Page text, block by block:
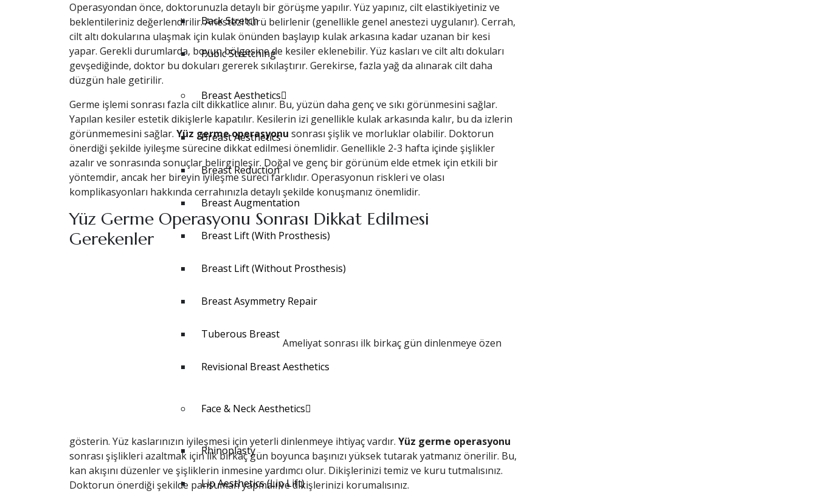
Back Stretch
Pubic Stretching
Breast Aesthetics
Breast Aesthetics
Breast Reduction
Breast Augmentation
Breast Lift (With Prosthesis)
Breast Lift (Without Prosthesis)
Breast Asymmetry Repair
Tuberous Breast
Revisional Breast Aesthetics
Face & Neck Aesthetics
Rhinoplasty
Lip Aesthetics (Lip Lift)
Operasyondan önce, doktorunuzla detaylı bir görüşme yapılır. Yüz yapınız, cilt elastikiyetiniz ve
beklentileriniz değerlendirilir. Anestezi türü belirlenir (genellikle genel anestezi uygulanır). Cerrah,
cilt altı dokularına ulaşmak için kulak önünden başlayıp kulak arkasına kadar uzanan bir kesi
yapar. Gerekli durumlarda, boyun bölgesine de kesiler eklenebilir. Yüz kasları ve cilt altı dokuları
gevşediğinde, doktor bu dokuları gererek sıkılaştırır. Gerekirse, fazla yağ da alınarak cilt daha
düzgün hale getirilir.
Germe işlemi sonrası fazla cilt dikkatlice alınır. Bu, yüzün daha genç ve sıkı görünmesini sağlar.
Yapılan kesiler estetik dikişlerle kapatılır. Kesilerin izi genellikle kulak arkasında kalır, bu da izlerin
görünmemesini sağlar. Yüz germe operasyonu sonrası şişlik ve morluklar olabilir. Doktorun
önerdiği şekilde iyileşme sürecine dikkat edilmesi önemlidir. Genellikle 2-3 hafta içinde şişlikler
azalır ve sonrasında sonuçlar belirginleşir. Doğal ve genç bir görünüm elde etmek için etkili bir
yöntemdir, ancak her bireyin iyileşme süreci farklıdır. Operasyonun riskleri ve olası
komplikasyonları hakkında cerrahınızla detaylı şekilde konuşmanız önemlidir.
Yüz Germe Operasyonu Sonrası Dikkat Edilmesi
Gerekenler
Ameliyat sonrası ilk birkaç gün dinlenmeye özen
gösterin. Yüz kaslarınızın iyileşmesi için yeterli dinlenmeye ihtiyaç vardır. Yüz germe operasyonu
sonrası şişlikleri azaltmak için ilk birkaç gün boyunca başınızı yüksek tutarak yatmanız önerilir. Bu,
kan akışını düzenler ve şişliklerin inmesine yardımcı olur. Dikişlerinizi temiz ve kuru tutmalısınız.
Doktorun önerdiği şekilde pansuman yapmalı ve dikişlerinizi korumalısınız.